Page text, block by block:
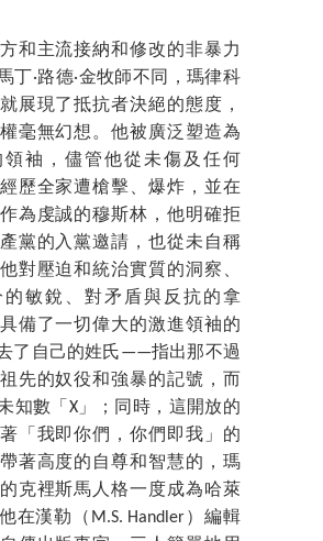
和主流接納和修改的非暴力
丁·路德·金牧師不同，瑪律科
展現了抵抗者決絕的態度，
毫無幻想。他被廣泛塑造為
袖，儘管他從未傷及任何
歷全家遭槍擊、爆炸，並在
為虔誠的穆斯林，他明確拒
黨的入黨邀請，也從未自稱
對壓迫和統治實質的洞察、
敏銳、對矛盾與反抗的拿
備了一切偉大的激進領袖的
了自己的姓氏——指出那不過
先的奴役和強暴的記號，而
知數「X」；同時，這開放的
「我即你們，你們即我」的
著高度的自尊和智慧的，瑪
克裡斯馬人格一度成為哈萊
在漢勒（M.S. Handler）編輯